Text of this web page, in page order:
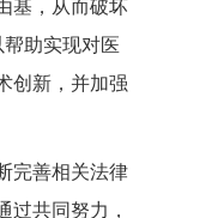
基，从而破坏
助实现对医
创新，并加强
完善相关法律
共同努力，